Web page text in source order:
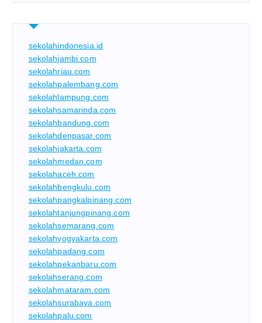
sekolahindonesia.id
sekolahjambi.com
sekolahriau.com
sekolahpalembang.com
sekolahlampung.com
sekolahsamarinda.com
sekolahbandung.com
sekolahdenpasar.com
sekolahjakarta.com
sekolahmedan.com
sekolahaceh.com
sekolahbengkulu.com
sekolahpangkalpinang.com
sekolahtanjungpinang.com
sekolahsemarang.com
sekolahyogyakarta.com
sekolahpadang.com
sekolahpekanbaru.com
sekolahserang.com
sekolahmataram.com
sekolahsurabaya.com
sekolahpalu.com